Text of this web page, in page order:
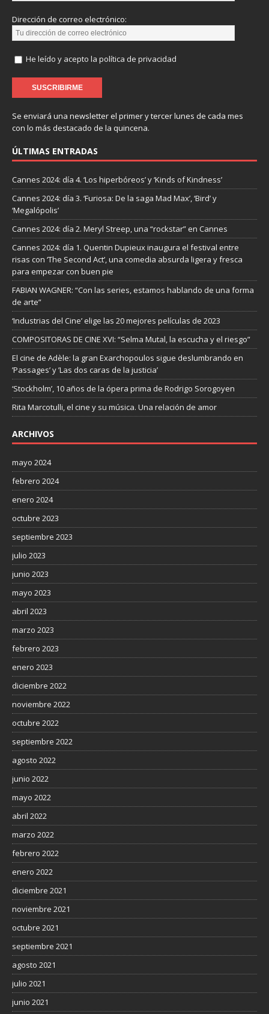
Dirección de correo electrónico:
He leído y acepto la política de privacidad
Se enviará una newsletter el primer y tercer lunes de cada mes
con lo más destacado de la quincena.
ÚLTIMAS ENTRADAS
Cannes 2024: día 4. ‘Los hiperbóreos’ y ‘Kinds of Kindness’
Cannes 2024: día 3. ‘Furiosa: De la saga Mad Max’, ‘Bird’ y
‘Megalópolis’
Cannes 2024: día 2. Meryl Streep, una “rockstar” en Cannes
Cannes 2024: día 1. Quentin Dupieux inaugura el festival entre
risas con ‘The Second Act’, una comedia absurda ligera y fresca
para empezar con buen pie
FABIAN WAGNER: “Con las series, estamos hablando de una forma
de arte”
‘Industrias del Cine’ elige las 20 mejores películas de 2023
COMPOSITORAS DE CINE XVI: “Selma Mutal, la escucha y el riesgo”
El cine de Adèle: la gran Exarchopoulos sigue deslumbrando en
’Passages’ y ’Las dos caras de la justicia’
‘Stockholm’, 10 años de la ópera prima de Rodrigo Sorogoyen
Rita Marcotulli, el cine y su música. Una relación de amor
ARCHIVOS
mayo 2024
febrero 2024
enero 2024
octubre 2023
septiembre 2023
julio 2023
junio 2023
mayo 2023
abril 2023
marzo 2023
febrero 2023
enero 2023
diciembre 2022
noviembre 2022
octubre 2022
septiembre 2022
agosto 2022
junio 2022
mayo 2022
abril 2022
marzo 2022
febrero 2022
enero 2022
diciembre 2021
noviembre 2021
octubre 2021
septiembre 2021
agosto 2021
julio 2021
junio 2021